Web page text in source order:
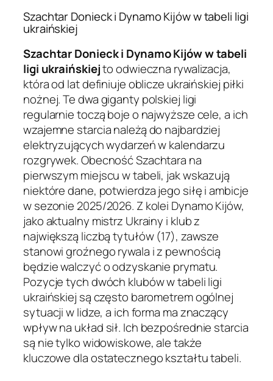
Szachtar Donieck i Dynamo Kijów w tabeli ligi
ukraińskiej
Szachtar Donieck i Dynamo Kijów w tabeli
ligi ukraińskiejto odwieczna rywalizacja,
która od lat definiuje oblicze ukraińskiej piłki
nożnej. Te dwa giganty polskiej ligi
regularnie toczą boje o najwyższe cele, a ich
wzajemne starcia należą do najbardziej
elektryzujących wydarzeń w kalendarzu
rozgrywek. Obecność Szachtara na
pierwszym miejscu w tabeli, jak wskazują
niektóre dane, potwierdza jego siłę i ambicje
w sezonie 2025/2026. Z kolei Dynamo Kijów,
jako aktualny mistrz Ukrainy i klub z
największą liczbą tytułów (17), zawsze
stanowi groźnego rywala i z pewnością
będzie walczyć o odzyskanie prymatu.
Pozycje tych dwóch klubów w tabeli ligi
ukraińskiej są często barometrem ogólnej
sytuacji w lidze, a ich forma ma znaczący
wpływ na układ sił. Ich bezpośrednie starcia
są nie tylko widowiskowe, ale także
kluczowe dla ostatecznego kształtu tabeli.